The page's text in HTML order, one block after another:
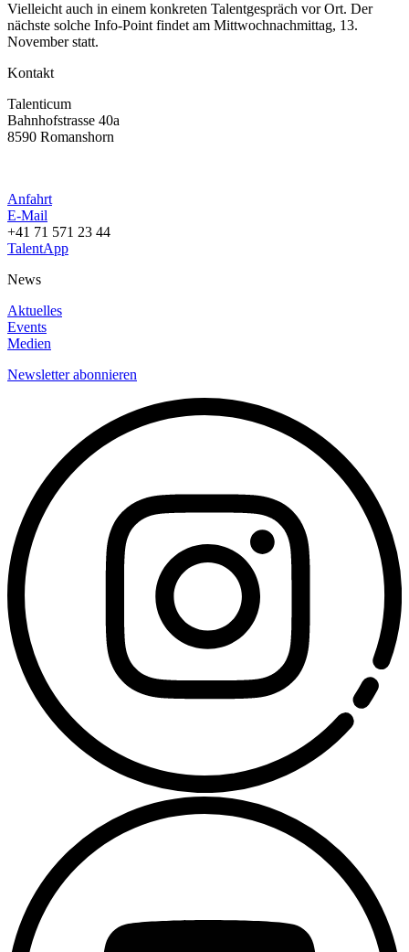
Vielleicht auch in einem konkreten Talentgespräch vor Ort. Der
nächste solche Info-Point findet am Mittwochnachmittag, 13.
November statt.
Kontakt
Talenticum
Bahnhofstrasse 40a
8590 Romanshorn
Anfahrt
E-Mail
+41 71 571 23 44
TalentApp
News
Aktuelles
Events
Medien
Newsletter abonnieren